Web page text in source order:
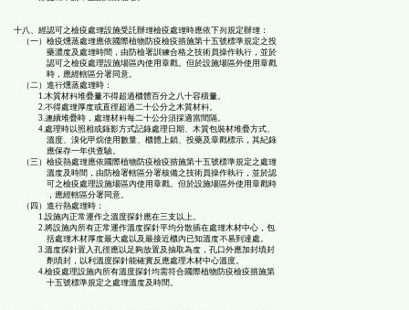
十八、經認可之檢疫處理設施受託辦理檢疫處理時應依下列規定辦理：
（一）檢疫燻蒸處理應依國際植物防疫檢疫措施第十五號標準規定之投
藥濃度及處理時間，由防檢署訓練合格之技術員操作執行，並於
認可之檢疫處理設施場區內使用章戳。但於設施場區外使用章戳
時，應經轄區分署同意。
（二）進行燻蒸處理時：
1.木質材料堆疊量不得超過櫃體百分之八十容積量。
2.不得處理厚度或直徑超過二十公分之木質材料。
3.連續堆疊時，處理材料每二十公分須採適當間隔。
4.處理時以照相或錄影方式記錄處理日期、木質包裝材堆疊方式、
溫度、溴化甲烷使用數量、櫃體上鎖、投藥及章戳標示，其紀錄
應保存一年供查驗。
（三）檢疫熱處理應依國際植物防疫檢疫措施第十五號標準規定之處理
溫度及時間，由防檢署轄區分署核備之技術員操作執行，並於認
可之檢疫處理設施場區內使用章戳。但於設施場區外使用章戳時
，應經轄區分署同意。
（四）進行熱處理時：
1.設施內正常運作之溫度探針應在三支以上。
2.將設施內所有正常運作溫度探針平均分散插在處理木材中心，包
括處理木材厚度最大處以及最接近櫃內已知溫度不易到達處。
3.溫度探針置入孔徑應以足夠放置及抽取為度，孔口外應加封填封
劑填封，以利溫度探針能確實反應處理木材中心溫度。
4.檢疫處理設施內所有溫度探針均需符合國際植物防疫檢疫措施第
十五號標準規定之處理溫度及時間。